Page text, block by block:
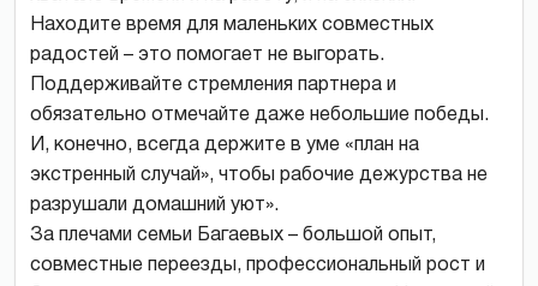
Находите время для маленьких совместных
радостей – это помогает не выгорать.
Поддерживайте стремления партнера и
обязательно отмечайте даже небольшие победы.
И, конечно, всегда держите в уме «план на
экстренный случай», чтобы рабочие дежурства не
разрушали домашний уют».
За плечами семьи Багаевых – большой опыт,
совместные переезды, профессиональный рост и